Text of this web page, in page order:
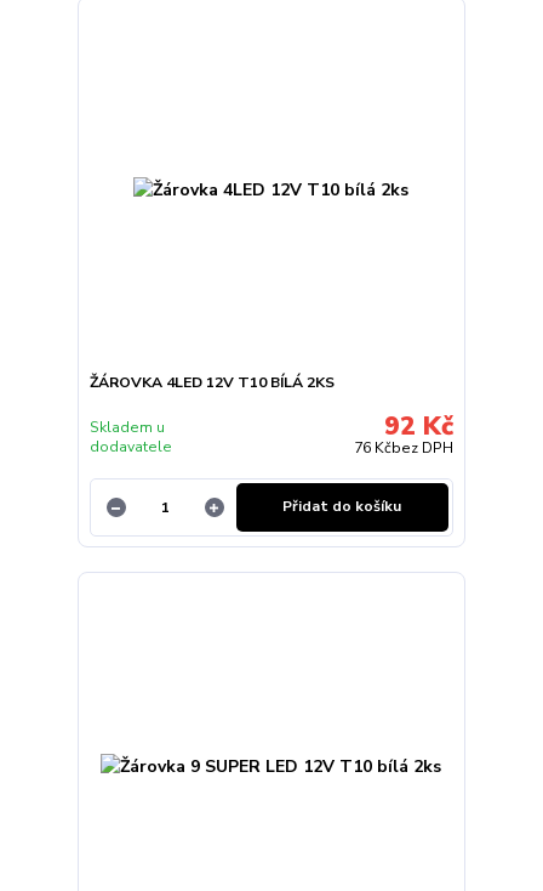
ŽÁROVKA 4LED 12V T10 BÍLÁ 2KS
92 Kč
76 Kčbez DPH
Skladem u
dodavatele
Přidat do košíku